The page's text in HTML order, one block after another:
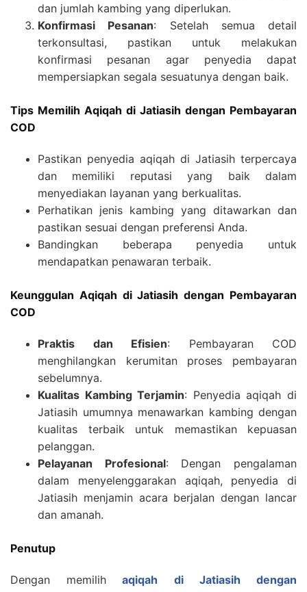
dan jumlah kambing yang diperlukan.
Konfirmasi Pesanan: Setelah semua detail
terkonsultasi, pastikan untuk melakukan
konfirmasi pesanan agar penyedia dapat
mempersiapkan segala sesuatunya dengan baik.
Tips Memilih Aqiqah di Jatiasih dengan Pembayaran
COD
Pastikan penyedia aqiqah di Jatiasih terpercaya
dan memiliki reputasi yang baik dalam
menyediakan layanan yang berkualitas.
Perhatikan jenis kambing yang ditawarkan dan
pastikan sesuai dengan preferensi Anda.
Bandingkan beberapa penyedia untuk
mendapatkan penawaran terbaik.
Keunggulan Aqiqah di Jatiasih dengan Pembayaran
COD
Praktis dan Efisien: Pembayaran COD
menghilangkan kerumitan proses pembayaran
sebelumnya.
Kualitas Kambing Terjamin: Penyedia aqiqah di
Jatiasih umumnya menawarkan kambing dengan
kualitas terbaik untuk memastikan kepuasan
pelanggan.
Pelayanan Profesional: Dengan pengalaman
dalam menyelenggarakan aqiqah, penyedia di
Jatiasih menjamin acara berjalan dengan lancar
dan amanah.
Penutup
Dengan memilih aqiqah di Jatiasih dengan